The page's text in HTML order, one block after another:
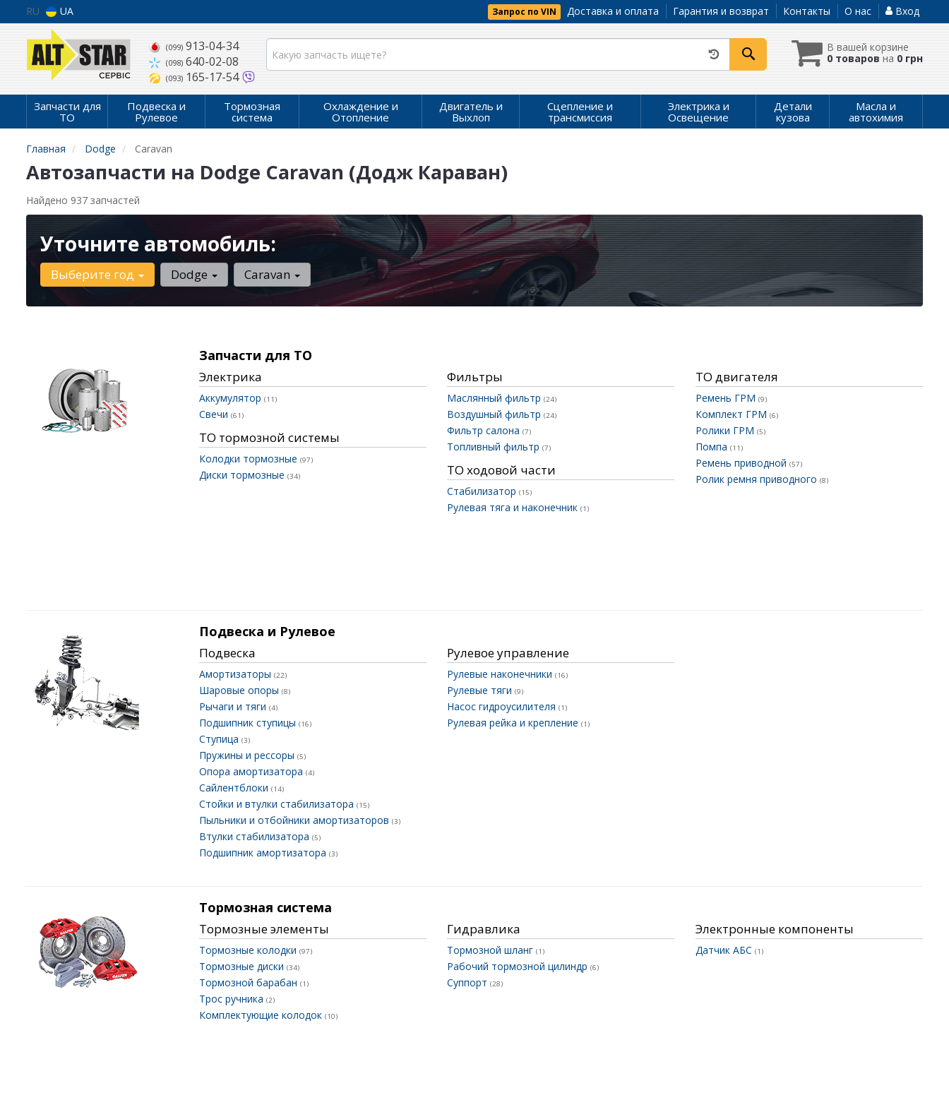
RU UA Запрос по VIN Доставка и оплата Гарантия и возврат Контакты О нас Вход
(099)913-04-34
(098)640-02-08
(093)165-17-54
В вашей корзине
0 товаров на 0 грн
Запчасти для
ТО
Подвеска и
Рулевое
Тормозная
система
Охлаждение и
Отопление
Двигатель и
Выхлоп
Сцепление и
трансмиссия
Электрика и
Освещение
Детали
кузова
Масла и
автохимия
Главная Dodge Caravan
Автозапчасти на Dodge Caravan (Додж Караван)
Найдено 937 запчастей
Уточните автомобиль:
Выберите год Dodge Caravan
Запчасти для ТО
Электрика
Аккумулятор (11)
Свечи (61)
Фильтры
Маслянный фильтр (24)
Воздушный фильтр (24)
Фильтр салона (7)
Топливный фильтр (7)
ТО двигателя
Ремень ГРМ (9)
Комплект ГРМ (6)
Ролики ГРМ (5)
Помпа (11)
Ремень приводной (57)
Ролик ремня приводного (8)
ТО тормозной системы
Колодки тормозные (97)
Диски тормозные (34) ТО ходовой части
Стабилизатор (15)
Рулевая тяга и наконечник (1)
Подвеска и Рулевое
Подвеска
Амортизаторы (22)
Шаровые опоры (8)
Рычаги и тяги (4)
Подшипник ступицы (16)
Ступица (3)
Пружины и рессоры (5)
Опора амортизатора (4)
Сайлентблоки (14)
Стойки и втулки стабилизатора (15)
Пыльники и отбойники амортизаторов (3)
Втулки стабилизатора (5)
Подшипник амортизатора (3)
Рулевое управление
Рулевые наконечники (16)
Рулевые тяги (9)
Насос гидроусилителя (1)
Рулевая рейка и крепление (1)
Тормозная система
Тормозные элементы
Тормозные колодки (97)
Тормозные диски (34)
Тормозной барабан (1)
Трос ручника (2)
Комплектующие колодок (10)
Гидравлика
Тормозной шланг (1)
Рабочий тормозной цилиндр (6)
Суппорт (28)
Электронные компоненты
Датчик АБС (1)